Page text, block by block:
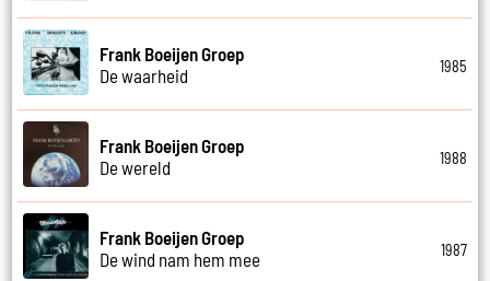
Frank Boeijen Groep
De waarheid
1985
Frank Boeijen Groep
De wereld
1988
Frank Boeijen Groep
De wind nam hem mee
1987